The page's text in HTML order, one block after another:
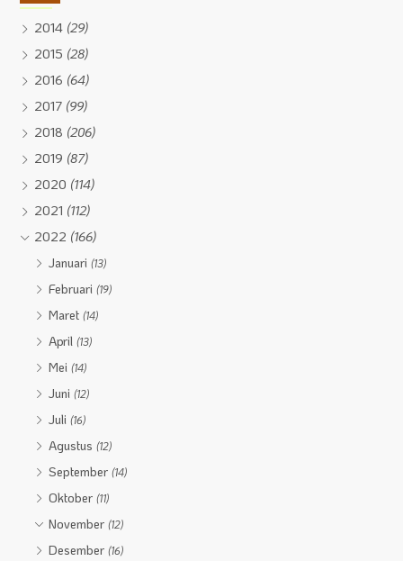
2014 (29)
2015 (28)
2016 (64)
2017 (99)
2018 (206)
2019 (87)
2020 (114)
2021 (112)
2022 (166)
Januari(13)
Februari(19)
Maret(14)
April(13)
Mei(14)
Juni(12)
Juli(16)
Agustus(12)
September(14)
Oktober(11)
November(12)
Desember(16)